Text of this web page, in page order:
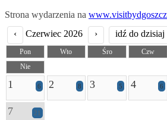
Strona wydarzenia na
‹
Czerwiec 2026 › idź do dzisiaj
Pon Wto Śro Czw
Nie
1 6 2 8 3 5 4 6
7 21